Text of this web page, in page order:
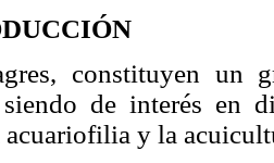
constituyen un
de interés en
acuariofilia y la